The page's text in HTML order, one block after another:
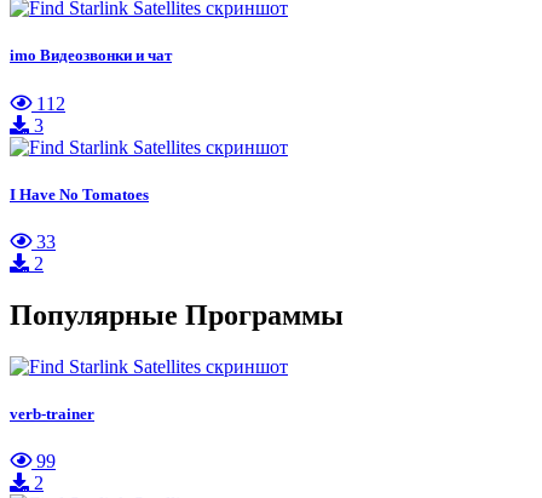
imo Видеозвонки и чат
112
3
I Have No Tomatoes
33
2
Популярные Программы
verb-trainer
99
2